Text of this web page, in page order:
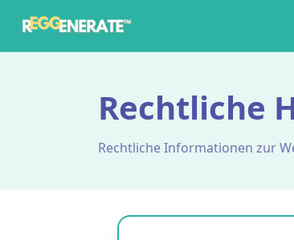
Rechtliche
Rechtliche Informationen zur